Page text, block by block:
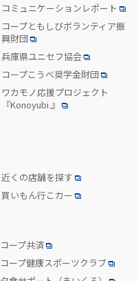
コミュニケーションレポート
コープともしびボランティア振
興財団
兵庫県ユニセフ協会
コープこうべ奨学金財団
ワカモノ応援プロジェクト
『Konoyubi.』
近くの店舗を探す
買いもん行こカー
コープ共済
コープ健康スポーツクラブ